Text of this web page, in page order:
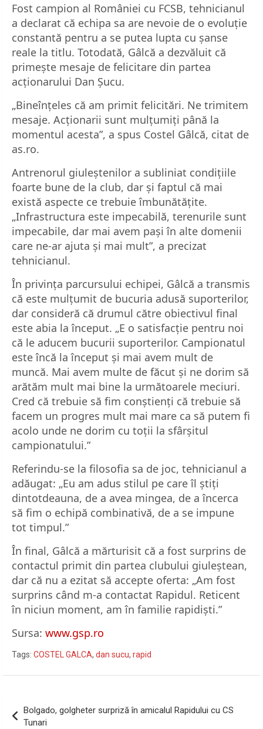
Fost campion al României cu FCSB, tehnicianul
a declarat că echipa sa are nevoie de o evoluție
constantă pentru a se putea lupta cu șanse
reale la titlu. Totodată, Gâlcă a dezvăluit că
primește mesaje de felicitare din partea
acționarului Dan Șucu.
„Bineînțeles că am primit felicitări. Ne trimitem
mesaje. Acționarii sunt mulţumiţi până la
momentul acesta”, a spus Costel Gâlcă, citat de
as.ro.
Antrenorul giuleștenilor a subliniat condițiile
foarte bune de la club, dar și faptul că mai
există aspecte ce trebuie îmbunătățite.
„Infrastructura este impecabilă, terenurile sunt
impecabile, dar mai avem paşi în alte domenii
care ne-ar ajuta şi mai mult”, a precizat
tehnicianul.
În privința parcursului echipei, Gâlcă a transmis
că este mulțumit de bucuria adusă suporterilor,
dar consideră că drumul către obiectivul final
este abia la început. „E o satisfacţie pentru noi
că le aducem bucurii suporterilor. Campionatul
este încă la început şi mai avem mult de
muncă. Mai avem multe de făcut şi ne dorim să
arătăm mult mai bine la următoarele meciuri.
Cred că trebuie să fim conştienţi că trebuie să
facem un progres mult mai mare ca să putem fi
acolo unde ne dorim cu toţii la sfârşitul
campionatului.”
Referindu-se la filosofia sa de joc, tehnicianul a
adăugat: „Eu am adus stilul pe care îl ştiţi
dintotdeauna, de a avea mingea, de a încerca
să fim o echipă combinativă, de a se impune
tot timpul.”
În final, Gâlcă a mărturisit că a fost surprins de
contactul primit din partea clubului giuleștean,
dar că nu a ezitat să accepte oferta: „Am fost
surprins când m-a contactat Rapidul. Reticent
în niciun moment, am în familie rapidişti.”
Sursa: www.gsp.ro
Tags: COSTEL GALCA, dan sucu, rapid
în
Bolgado, golgheter surpriză în amicalul Rapidului cu CS
Tunari